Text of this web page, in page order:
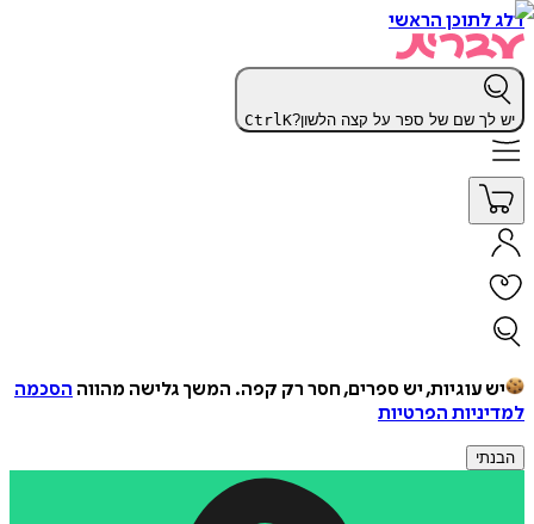
דלג לתוכן הראשי
יש לך שם של ספר על קצה הלשון? CtrlK
יש עוגיות, יש ספרים, חסר רק קפה. המשך גלישה מהווה הסכמה
למדיניות הפרטיות
הבנתי